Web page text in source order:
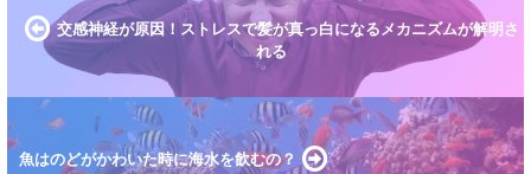
交感神経が原因！ストレスで髪が真っ白になるメカニズムが解明さ
れる
魚はのどがかわいた時に海水を飲むの？